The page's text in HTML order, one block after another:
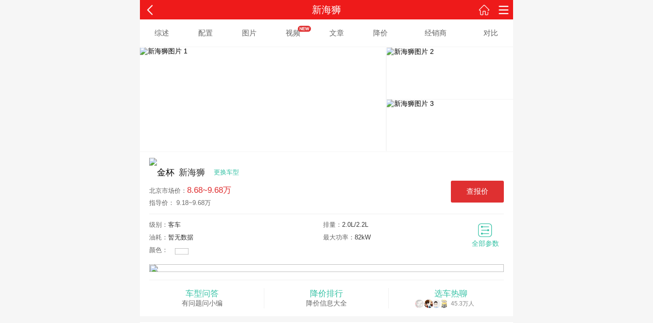
新海狮
综述 配置 图片 视频 文章 降价 经销商 对比
新海狮 更换车型
北京市场价：8.68~9.68万
指导价： 9.18~9.68万
查报价
级别：客车 排量： 2.0L/2.2L
油耗：暂无数据 最大功率： 82kW
颜色：
全部参数
车型问答
有问题问小编
降价排行
降价信息大全
选车热聊
45.3万人